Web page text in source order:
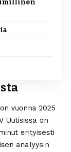
vuonna 2025
Uutisissa on
erityisesti
analyysin